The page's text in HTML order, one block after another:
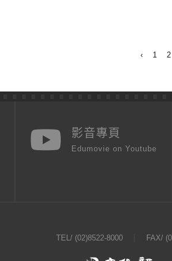
‹ 1 2
影音專頁
Edumovie on Youtube
TEL/ (02)8522-8000 FAX/